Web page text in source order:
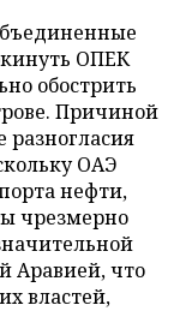
ОПЕК
обострить
Причиной
разногласия
ОАЭ
нефти,
чрезмерно
Аравией, что
властей,